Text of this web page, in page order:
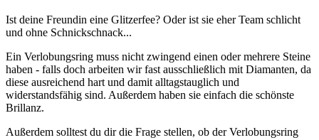
Ist deine Freundin eine Glitzerfee? Oder ist sie eher Team schlicht
und ohne Schnickschnack...
Ein Verlobungsring muss nicht zwingend einen oder mehrere Steine
haben - falls doch arbeiten wir fast ausschließlich mit Diamanten, da
diese ausreichend hart und damit alltagstauglich und
widerstandsfähig sind. Außerdem haben sie einfach die schönste
Brillanz.
Außerdem solltest du dir die Frage stellen, ob der Verlobungsring